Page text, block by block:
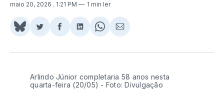
maio 20, 2026 . 1:21 PM 1 min ler
Share
BlueSky
Compartilhar
Twitter
Compartilhar
Facebook
Compartilhar
LinkedIn
Share
WhatsApp
Compartilhar
Email
Arlindo Júnior completaria 58 anos nesta
quarta-feira (20/05) - Foto: Divulgação